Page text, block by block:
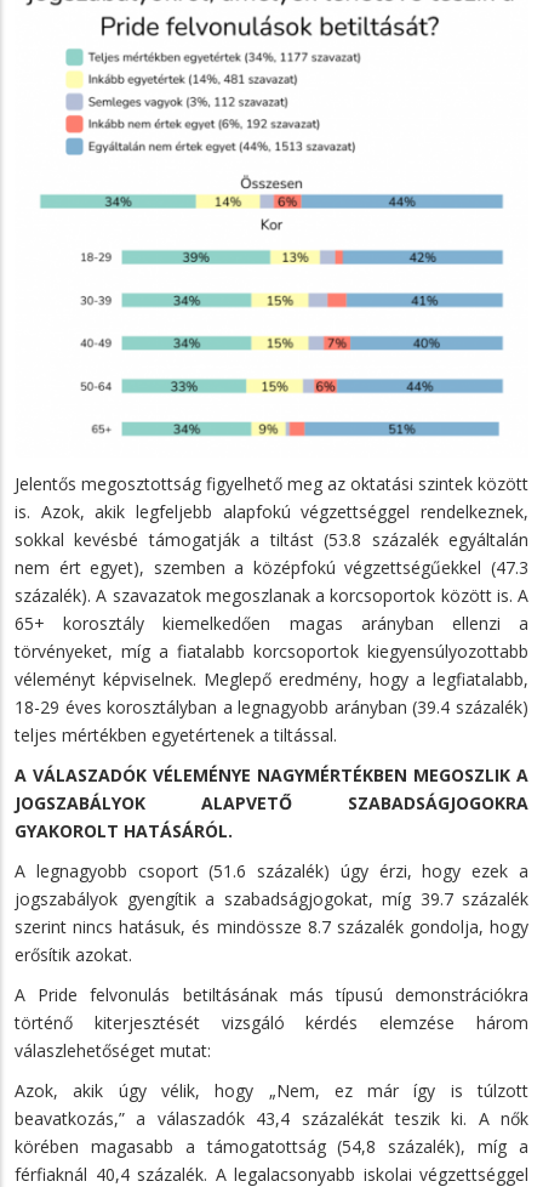
Jelentős megosztottság figyelhető meg az oktatási szintek között
is. Azok, akik legfeljebb alapfokú végzettséggel rendelkeznek,
sokkal kevésbé támogatják a tiltást (53.8 százalék egyáltalán
nem ért egyet), szemben a középfokú végzettségűekkel (47.3
százalék). A szavazatok megoszlanak a korcsoportok között is. A
65+ korosztály kiemelkedően magas arányban ellenzi a
törvényeket, míg a fiatalabb korcsoportok kiegyensúlyozottabb
véleményt képviselnek. Meglepő eredmény, hogy a legfiatalabb,
18-29 éves korosztályban a legnagyobb arányban (39.4 százalék)
teljes mértékben egyetértenek a tiltással.
A VÁLASZADÓK VÉLEMÉNYE NAGYMÉRTÉKBEN MEGOSZLIK A
JOGSZABÁLYOK ALAPVETŐ SZABADSÁGJOGOKRA
GYAKOROLT HATÁSÁRÓL.
A legnagyobb csoport (51.6 százalék) úgy érzi, hogy ezek a
jogszabályok gyengítik a szabadságjogokat, míg 39.7 százalék
szerint nincs hatásuk, és mindössze 8.7 százalék gondolja, hogy
erősítik azokat.
A Pride felvonulás betiltásának más típusú demonstrációkra
történő kiterjesztését vizsgáló kérdés elemzése három
válaszlehetőséget mutat:
Azok, akik úgy vélik, hogy „Nem, ez már így is túlzott
beavatkozás,” a válaszadók 43,4 százalékát teszik ki. A nők
körében magasabb a támogatottság (54,8 százalék), míg a
férfiaknál 40,4 százalék. A legalacsonyabb iskolai végzettséggel